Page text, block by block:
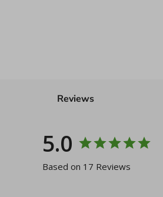
Reviews
5.0
Based on 17 Reviews